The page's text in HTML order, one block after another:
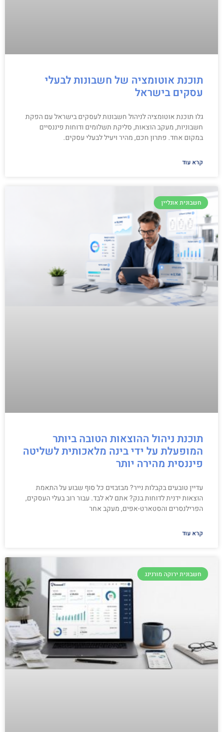
תוכנת אוטומציה של חשבונות לבעלי
עסקים בישראל
גלו תוכנת אוטומציה לניהול חשבונות לעסקים בישראל עם הפקת
חשבוניות, מעקב הוצאות, סליקת תשלומים ודוחות פיננסיים
במקום אחד. פתרון חכם, מהיר ויעיל לבעלי עסקים.
קרא עוד
חשבונית אונליין
תוכנת ניהול ההוצאות הטובה ביותר
המופעלת על ידי בינה מלאכותית לשליטה
פיננסית מהירה יותר
עדיין טובעים בקבלות נייר? מבזבזים כל סוף שבוע על התאמת
הוצאות ידנית לדוחות בנק? אתם לא לבד. עבור רוב בעלי העסקים,
הפרילנסרים והסטארט-אפים, מעקב אחר
קרא עוד
חשבונית ירוקה מורנינג